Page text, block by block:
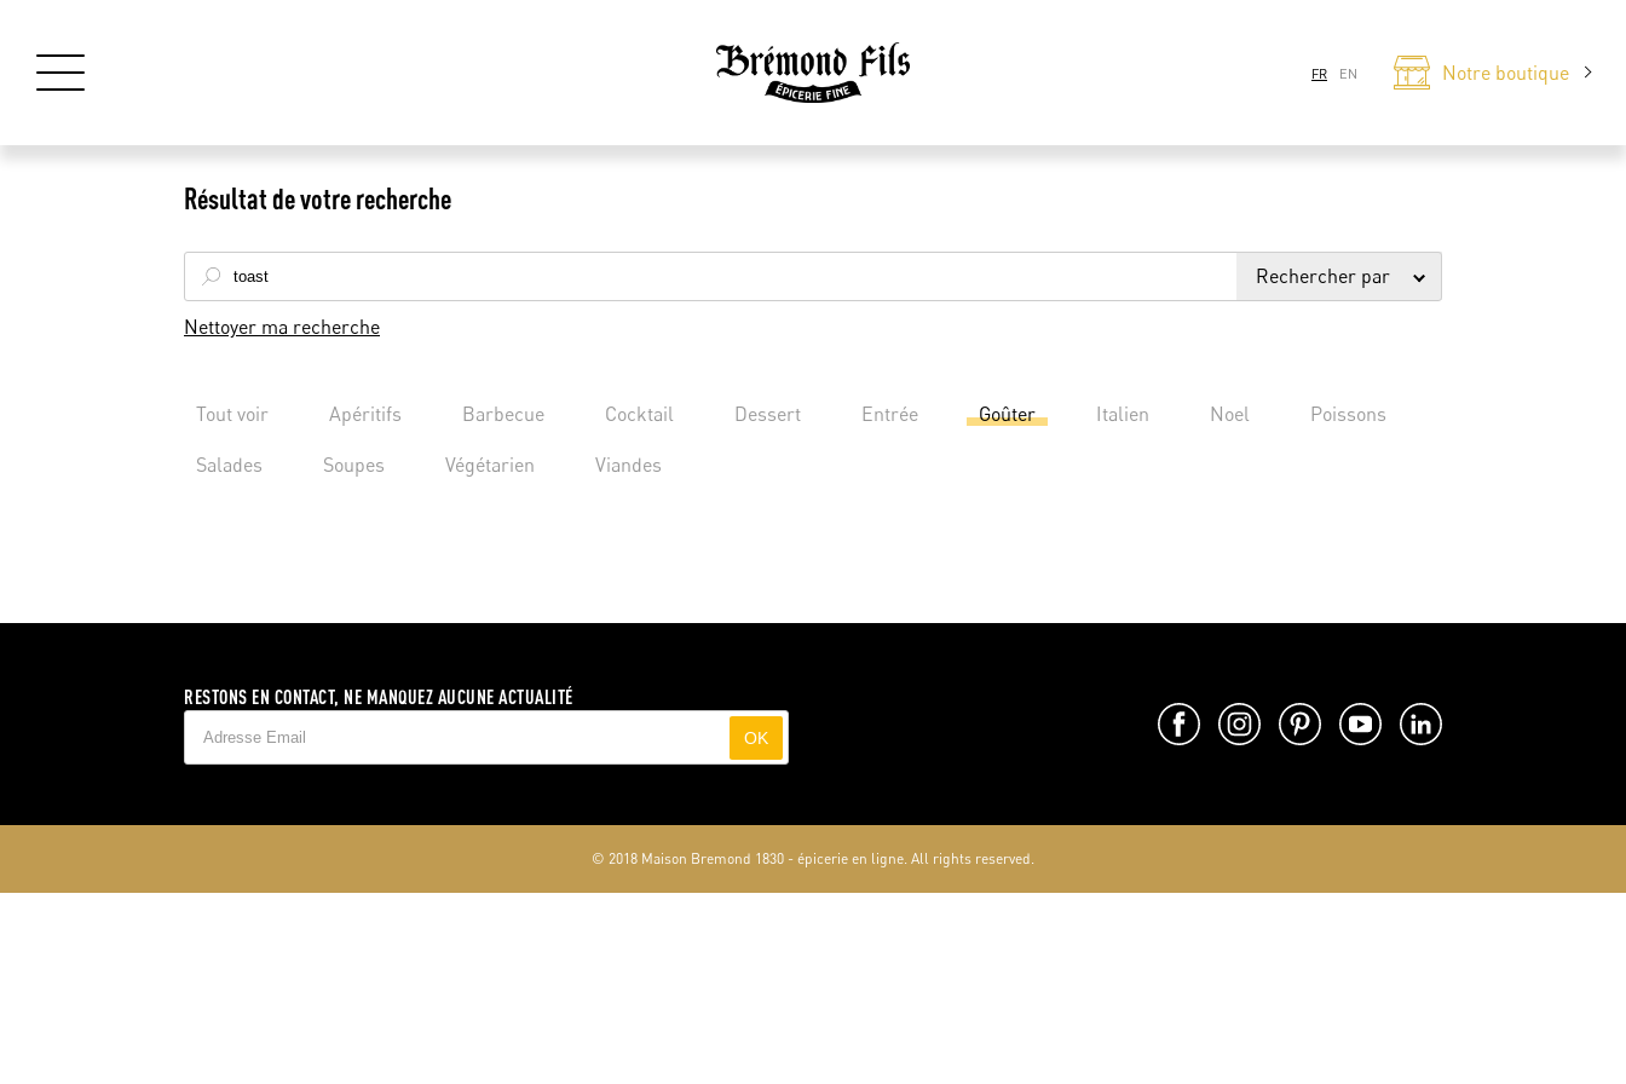
FR EN Notre boutique
Résultat de votre recherche
Rechercher par
Nettoyer ma recherche
Tout voir Apéritifs Barbecue Cocktail Dessert Entrée Goûter Italien Noel Poissons
Salades Soupes Végétarien Viandes
RESTONS EN CONTACT, NE MANQUEZ AUCUNE ACTUALITÉ
OK
© 2018 Maison Bremond 1830 - épicerie en ligne. All rights reserved.